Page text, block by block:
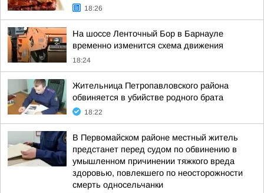
18:26
На шоссе Ленточный Бор в Барнауле
временно изменится схема движения
18:24
Жительница Петропавловского района
обвиняется в убийстве родного брата
18:22
В Первомайском районе местный житель
предстанет перед судом по обвинению в
умышленном причинении тяжкого вреда
здоровью, повлекшего по неосторожности
смерть односельчанки